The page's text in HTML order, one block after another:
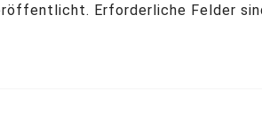
Erforderliche Felder